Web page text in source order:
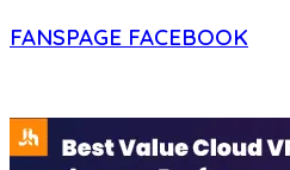
FANSPAGE FACEBOOK